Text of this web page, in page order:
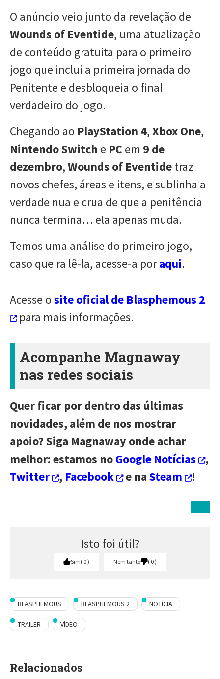
O anúncio veio junto da revelação de
Wounds of Eventide, uma atualização
de conteúdo gratuita para o primeiro
jogo que inclui a primeira jornada do
Penitente e desbloqueia o final
verdadeiro do jogo.
Chegando ao PlayStation 4,Xbox One,
Nintendo Switch e PC em 9 de
dezembro,Wounds of Eventidetraz
novos chefes, áreas e itens, e sublinha a
verdade nua e crua de que a penitência
nunca termina… ela apenas muda.
Temos uma análise do primeiro jogo,
caso queira lê-la, acesse-a poraqui.
Acesse osite oficial de Blasphemous 2
para mais informações.
Acompanhe Magnaway
nas redes sociais
Quer ficar por dentro das últimas
novidades, além de nos mostrar
apoio? Siga Magnaway onde achar
melhor: estamos noGoogle Notícias
,
Twitter
, Facebook e naSteam !
Isto foi útil?
Sim 0 Nem tanto 0
BLASPHEMOUS BLASPHEMOUS 2 NOTÍCIA
TRAILER VÍDEO
Relacionados